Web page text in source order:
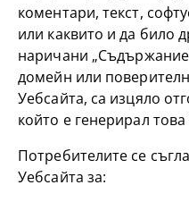
коментари, текст,
или каквито и да било
наричани
домейн или
Уебсайта, са изцяло
който е генерирал
Потребителите се
Уебсайта за: